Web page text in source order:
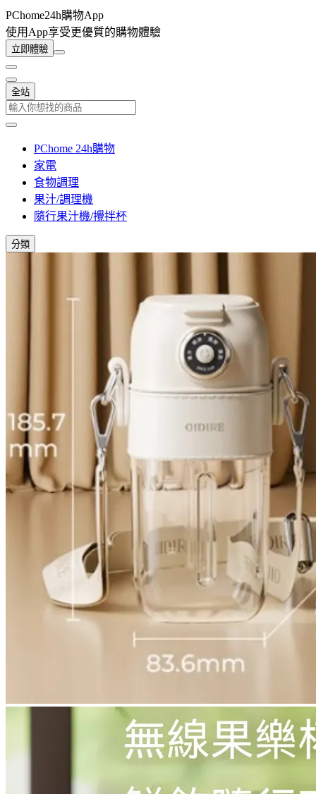
PChome24h購物App
使用App享受更優質的購物體驗
立即體驗
全站
PChome 24h購物
家電
食物調理
果汁/調理機
隨行果汁機/攪拌杯
分類